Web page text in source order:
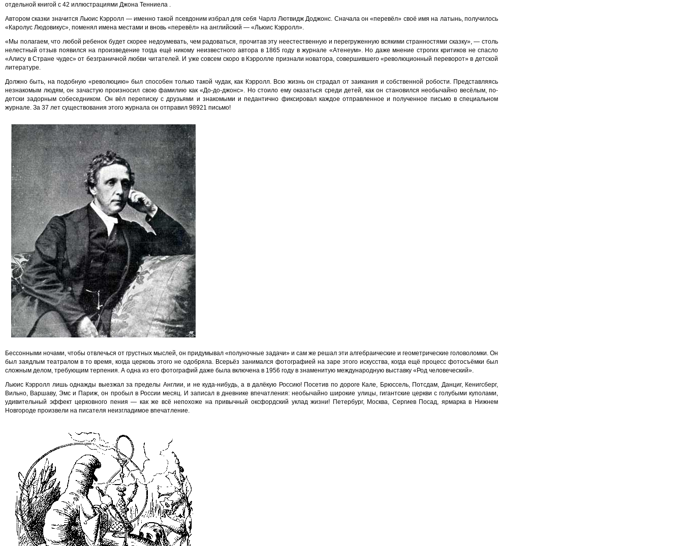
отдельной книгой с 42 иллюстрациями Джона Тенниела .
Автором сказки значится Льюис Кэрролл — именно такой псевдоним избрал для себя Чарлз Лютвидж Доджонс. Сначала он «перевёл» своё имя на латынь, получилось
«Каролус Людовикус», поменял имена местами и вновь «перевёл» на английский — «Льюис Кэрролл».
«Мы полагаем, что любой ребенок будет скорее недоумевать, чем радоваться, прочитав эту неестественную и перегруженную всякими странностями сказку», — столь
нелестный отзыв появился на произведение тогда ещё никому неизвестного автора в 1865 году в журнале «Атенеум». Но даже мнение строгих критиков не спасло
«Алису в Стране чудес» от безграничной любви читателей. И уже совсем скоро в Кэрролле признали новатора, совершившего «революционный переворот» в детской
литературе.
Должно быть, на подобную «революцию» был способен только такой чудак, как Кэрролл. Всю жизнь он страдал от заикания и собственной робости. Представляясь
незнакомым людям, он зачастую произносил свою фамилию как «До-до-джонс». Но стоило ему оказаться среди детей, как он становился необычайно весёлым, по-
детски задорным собеседником. Он вёл переписку с друзьями и знакомыми и педантично фиксировал каждое отправленное и полученное письмо в специальном
журнале. За 37 лет существования этого журнала он отправил 98921 письмо!
Бессонными ночами, чтобы отвлечься от грустных мыслей, он придумывал «полуночные задачи» и сам же решал эти алгебраические и геометрические головоломки. Он
был заядлым театралом в то время, когда церковь этого не одобряла. Всерьёз занимался фотографией на заре этого искусства, когда ещё процесс фотосъёмки был
сложным делом, требующим терпения. А одна из его фотографий даже была включена в 1956 году в знаменитую международную выставку «Род человеческий».
Льюис Кэрролл лишь однажды выезжал за пределы Англии, и не куда-нибудь, а в далёкую Россию! Посетив по дороге Кале, Брюссель, Потсдам, Данциг, Кенигсберг,
Вильно, Варшаву, Эмс и Париж, он пробыл в России месяц. И записал в дневнике впечатления: необычайно широкие улицы, гигантские церкви с голубыми куполами,
удивительный эффект церковного пения — как же всё непохоже на привычный оксфордский уклад жизни! Петербург, Москва, Сергиев Посад, ярмарка в Нижнем
Новгороде произвели на писателя неизгладимое впечатление.